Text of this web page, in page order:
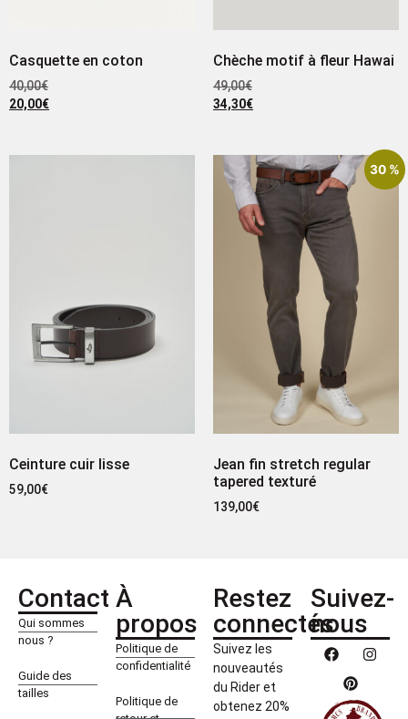
Casquette en coton
40,00€
20,00€
Chèche motif à fleur Hawai
49,00€
34,30€
Ceinture cuir lisse
59,00€
30 %
Jean fin stretch regular
tapered texturé
139,00€
Contact
Qui sommes
nous ?
Guide des
tailles
À
propos
Politique de
confidentialité
Politique de
Restez
connectés
Suivez les
nouveautés
du Rider et
obtenez 20%
Suivez-
nous